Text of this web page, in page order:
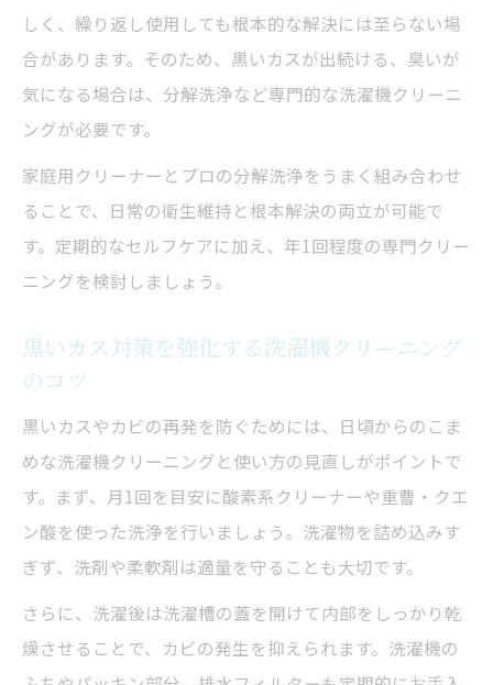
しく、繰り返し使用しても根本的な解決には至らない場
合があります。そのため、黒いカスが出続ける、臭いが
気になる場合は、分解洗浄など専門的な洗濯機クリーニ
ングが必要です。
家庭用クリーナーとプロの分解洗浄をうまく組み合わせ
ることで、日常の衛生維持と根本解決の両立が可能で
す。定期的なセルフケアに加え、年1回程度の専門クリー
ニングを検討しましょう。
黒いカス対策を強化する洗濯機クリーニング
のコツ
黒いカスやカビの再発を防ぐためには、日頃からのこま
めな洗濯機クリーニングと使い方の見直しがポイントで
す。まず、月1回を目安に酸素系クリーナーや重曹・クエ
ン酸を使った洗浄を行いましょう。洗濯物を詰め込みす
ぎず、洗剤や柔軟剤は適量を守ることも大切です。
さらに、洗濯後は洗濯槽の蓋を開けて内部をしっかり乾
燥させることで、カビの発生を抑えられます。洗濯機の